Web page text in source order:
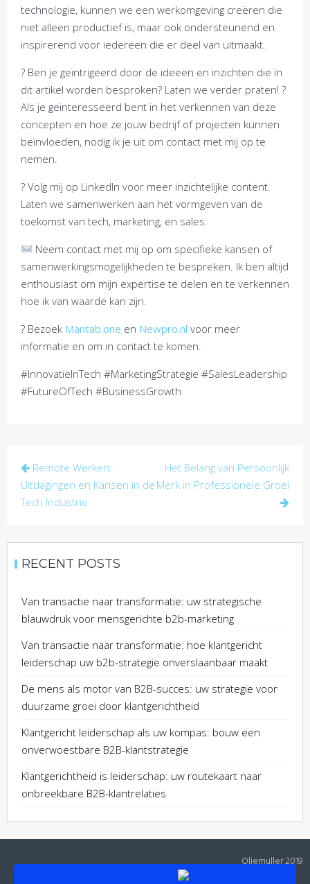
technologie, kunnen we een werkomgeving creëren die
niet alleen productief is, maar ook ondersteunend en
inspirerend voor iedereen die er deel van uitmaakt.
? Ben je geïntrigeerd door de ideeën en inzichten die in
dit artikel worden besproken? Laten we verder praten! ?
Als je geïnteresseerd bent in het verkennen van deze
concepten en hoe ze jouw bedrijf of projecten kunnen
beïnvloeden, nodig ik je uit om contact met mij op te
nemen.
? Volg mij op LinkedIn voor meer inzichtelijke content.
Laten we samenwerken aan het vormgeven van de
toekomst van tech, marketing, en sales.
Neem contact met mij op om specifieke kansen of
samenwerkingsmogelijkheden te bespreken. Ik ben altijd
enthousiast om mijn expertise te delen en te verkennen
hoe ik van waarde kan zijn.
? Bezoek Mantab.one en Newpro.nl voor meer
informatie en om in contact te komen.
#InnovatieInTech #MarketingStrategie #SalesLeadership
#FutureOfTech #BusinessGrowth
Post
navigation
Remote Werken:
Uitdagingen en Kansen in de
Tech Industrie
Het Belang van Persoonlijk
Merk in Professionele Groei
RECENT POSTS
Van transactie naar transformatie: uw strategische
blauwdruk voor mensgerichte b2b-marketing
Van transactie naar transformatie: hoe klantgericht
leiderschap uw b2b-strategie onverslaanbaar maakt
De mens als motor van B2B-succes: uw strategie voor
duurzame groei door klantgerichtheid
Klantgericht leiderschap als uw kompas: bouw een
onverwoestbare B2B-klantstrategie
Klantgerichtheid is leiderschap: uw routekaart naar
onbreekbare B2B-klantrelaties
Oliemuller 2019